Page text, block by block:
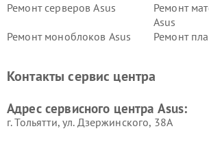
Ремонт серверов Asus
Ремонт
Asus
Ремонт моноблоков Asus
Ремонт
Контакты сервис центра
Адрес сервисного центра Asus:
г. Тольятти, ул. Дзержинского, 38А